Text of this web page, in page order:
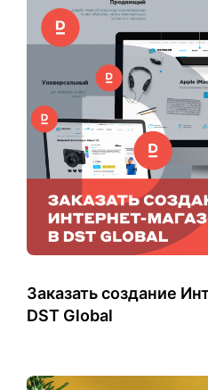
Заказать создание
DST Global